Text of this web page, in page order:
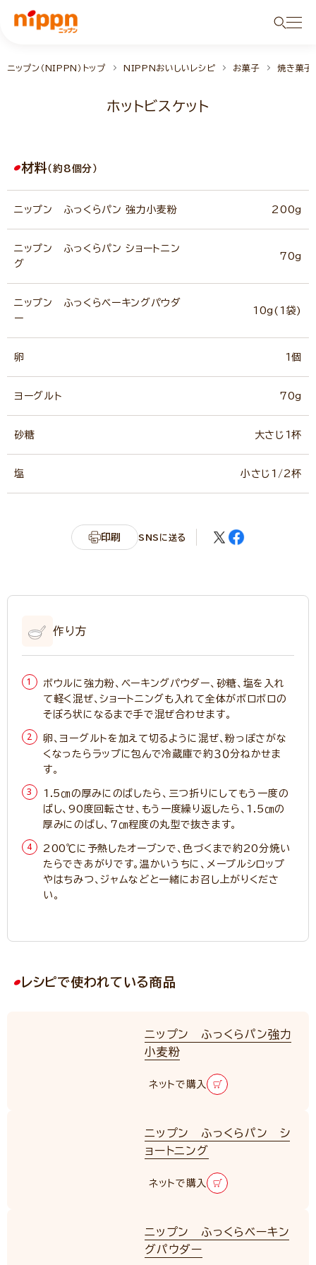
ニップン（NIPPN）トップ NIPPNおいしいレシピ お菓子 焼き菓子
ホットビスケット
材料（約8個分）
ニップン ふっくらパン 強力小麦粉 200g
ニップン ふっくらパン ショートニン
グ
70g
ニップン ふっくらベーキングパウダ
ー
10g(1袋)
卵 1個
ヨーグルト 70g
砂糖 大さじ1杯
塩 小さじ1/2杯
印刷 SNSに送る
作り方
ボウルに強力粉、ベーキングパウダー、砂糖、塩を入れ
て軽く混ぜ、ショートニングも入れて全体がボロボロの
そぼろ状になるまで手で混ぜ合わせます。
卵、ヨーグルトを加えて切るように混ぜ、粉っぽさがな
くなったらラップに包んで冷蔵庫で約３０分ねかせま
す。
1.5㎝の厚みにのばしたら、三つ折りにしてもう一度の
ばし、90度回転させ、もう一度繰り返したら、1.5㎝の
厚みにのばし、7㎝程度の丸型で抜きます。
200℃に予熱したオーブンで、色づくまで約20分焼い
たらできあがりです。温かいうちに、メープルシロップ
やはちみつ、ジャムなどと一緒にお召し上がりくださ
い。
レシピで使われている商品
ニップン ふっくらパン強力
小麦粉
ネットで購入
ニップン ふっくらパン シ
ョートニング
ネットで購入
ニップン ふっくらベーキン
グパウダー